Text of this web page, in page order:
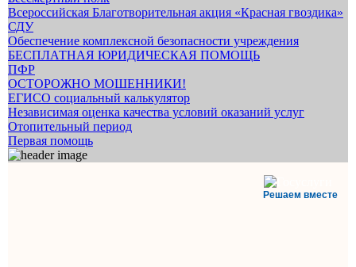
Всероссийская Благотворительная акция «Красная гвоздика»
СДУ
Обеспечение комплексной безопасности учреждения
БЕСПЛАТНАЯ ЮРИДИЧЕСКАЯ ПОМОЩЬ
ПФР
ОСТОРОЖНО МОШЕННИКИ!
ЕГИСО социальный калькулятор
Независимая оценка качества условий оказаний услуг
Отопительный период
Первая помощь
Решаем вместе